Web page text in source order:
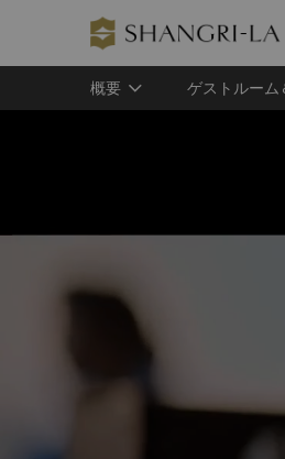
概要 ゲストルーム